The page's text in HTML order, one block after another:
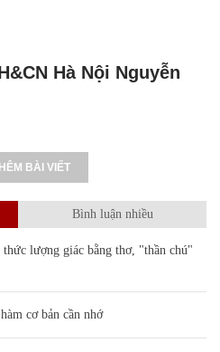
Hà Nội Nguyễn
BÀI VIẾT
Bình luận nhiều
thức lượng giác bằng thơ, "thần chú"
cơ bản cần nhớ